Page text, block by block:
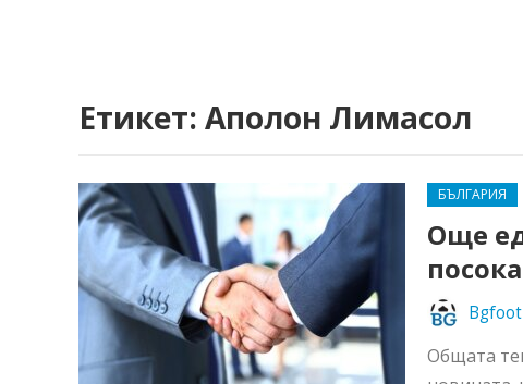
Етикет: Аполон Лимасол
БЪЛГАРИЯ
Още
посока
Общата